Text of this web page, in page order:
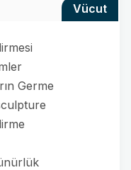
vücut
Germe